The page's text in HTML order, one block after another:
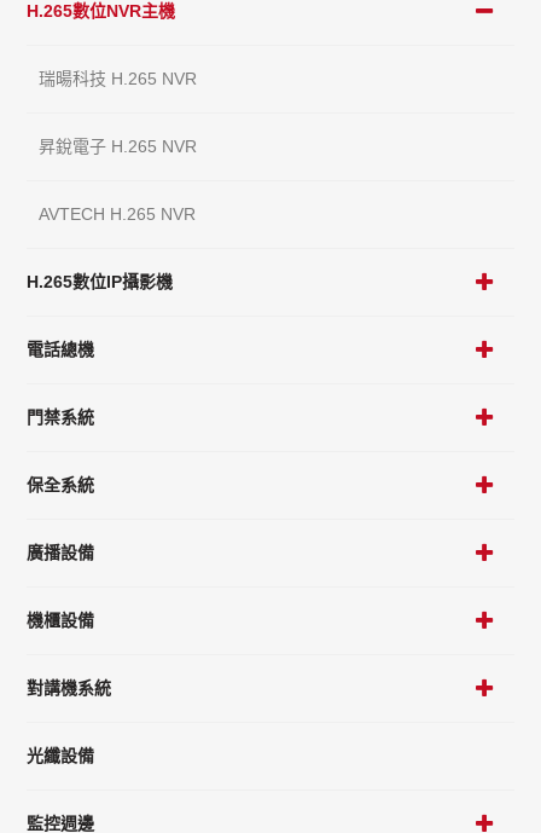
H.265數位NVR主機
瑞暘科技 H.265 NVR
昇銳電子 H.265 NVR
AVTECH H.265 NVR
H.265數位IP攝影機
電話總機
門禁系統
保全系統
廣播設備
機櫃設備
對講機系統
光纖設備
監控週邊